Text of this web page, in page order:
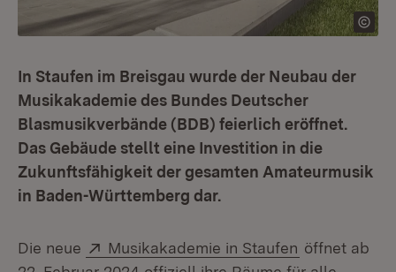
In Staufen im Breisgau wurde der Neubau der
Musikakademie des Bundes Deutscher
Blasmusikverbände (BDB) feierlich eröffnet.
Das Gebäude stellt eine Investition in die
Zukunftsfähigkeit der gesamten Amateurmusik
in Baden-Württemberg dar.
Die neue Extern:
Musikakademie in Staufen (Öffnet in
öffnet ab